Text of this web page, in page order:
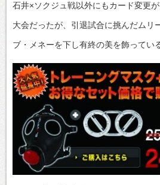
石井×ソクジュ戦以外にもカード変更
大会だったが、引退試合に挑んだムリ
ブ・メネーを下し有終の美を飾ってい